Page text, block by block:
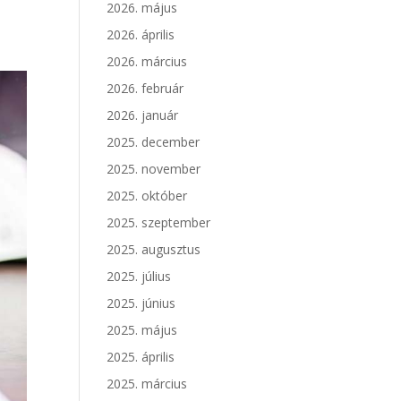
2026. május
2026. április
2026. március
2026. február
2026. január
2025. december
2025. november
2025. október
2025. szeptember
2025. augusztus
2025. július
2025. június
2025. május
2025. április
2025. március